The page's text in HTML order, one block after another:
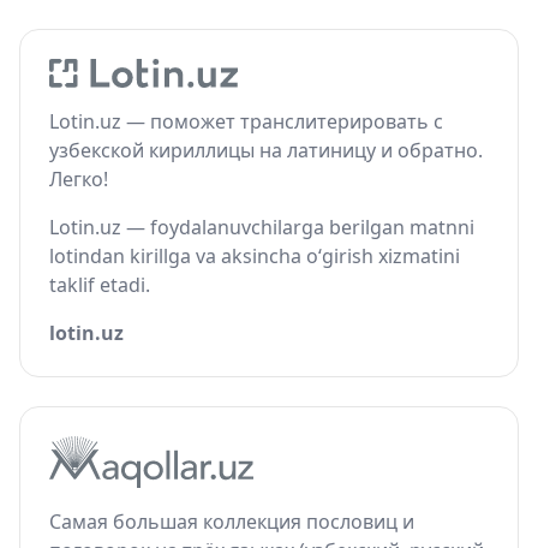
Lotin.uz — поможет транслитерировать с
узбекской кириллицы на латиницу и обратно.
Легко!
Lotin.uz — foydalanuvchilarga berilgan matnni
lotindan kirillga va aksincha o‘girish xizmatini
taklif etadi.
lotin.uz
Самая большая коллекция пословиц и